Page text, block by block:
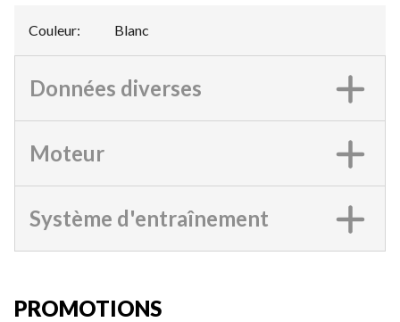
Couleur: Blanc
Données diverses
Moteur
Système d'entraînement
PROMOTIONS